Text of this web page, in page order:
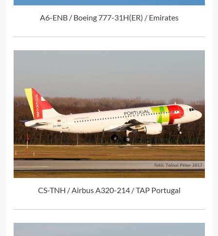
A6-ENB / Boeing 777-31H(ER) / Emirates
CS-TNH / Airbus A320-214 / TAP Portugal